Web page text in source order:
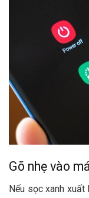
Gõ nhẹ vào
Nếu sọc xanh